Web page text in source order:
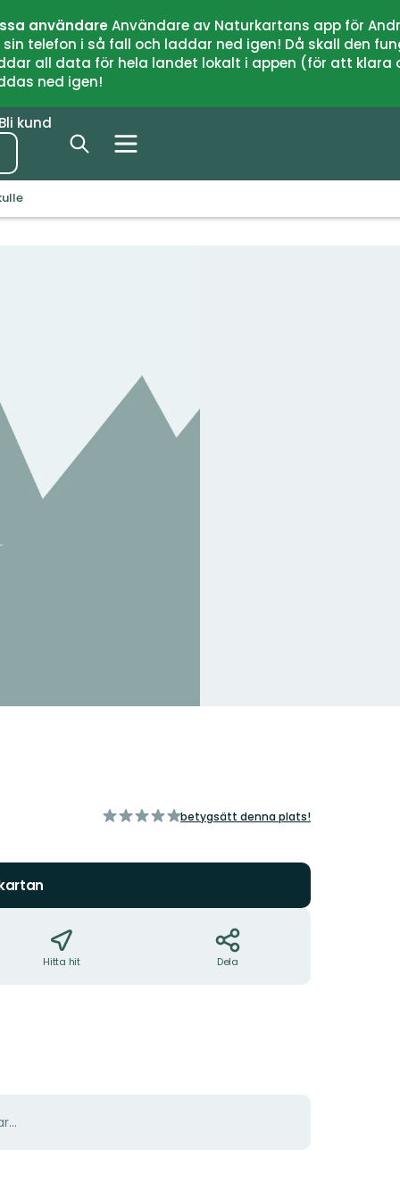
användareAnvändare av Naturkartans app för
telefon i så fall och laddar ned igen! Då skall den
all data för hela landet lokalt i appen (för att
ned igen!
Bli kund
av
betygsätt denna plats!
Hitta hit Dela